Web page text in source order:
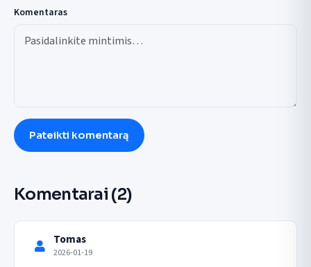
Komentaras
Pateikti komentarą
Komentarai (2)
Tomas
2026-01-19